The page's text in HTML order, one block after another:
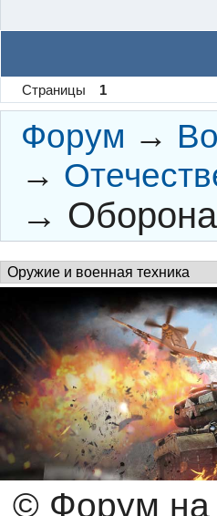
Страницы 1
Форум →
→
→
© Форум на